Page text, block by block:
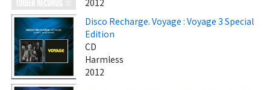
Disco Recharge. Voyage : Voyage 3 Special
Edition
CD
Harmless
2012